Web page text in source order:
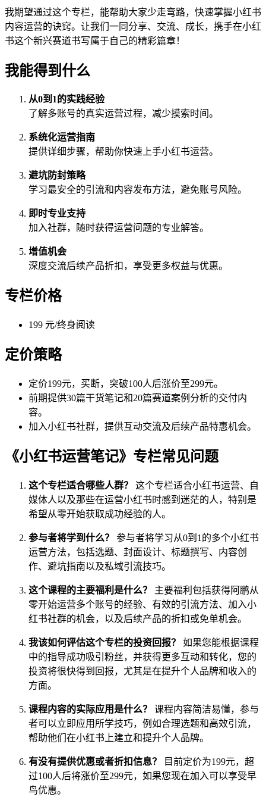
我期望通过这个专栏，能帮助大家少走弯路，快速掌握小红书
内容运营的诀窍。让我们一同分享、交流、成长，携手在小红
书这个新兴赛道书写属于自己的精彩篇章！
我能得到什么
从0到1的实践经验
了解多账号的真实运营过程，减少摸索时间。
系统化运营指南
提供详细步骤，帮助你快速上手小红书运营。
避坑防封策略
学习最安全的引流和内容发布方法，避免账号风险。
即时专业支持
加入社群，随时获得运营问题的专业解答。
增值机会
深度交流后续产品折扣，享受更多权益与优惠。
专栏价格
199 元/终身阅读
定价策略
定价199元，买断，突破100人后涨价至299元。
前期提供30篇干货笔记和20篇赛道案例分析的交付内
容。
加入小红书社群，提供互动交流及后续产品特惠机会。
《小红书运营笔记》专栏常见问题
这个专栏适合哪些人群？
这个专栏适合小红书运营、自
媒体人以及那些在运营小红书时感到迷茫的人，特别是
希望从零开始获取成功经验的人。
参与者将学到什么？
参与者将学习从0到1的多个小红书
运营方法，包括选题、封面设计、标题撰写、内容创
作、避坑指南以及私域引流技巧。
这个课程的主要福利是什么？
主要福利包括获得阿鹏从
零开始运营多个账号的经验、有效的引流方法、加入小
红书社群的机会，以及后续产品的折扣或免单机会。
我该如何评估这个专栏的投资回报？
如果您能根据课程
中的指导成功吸引粉丝，并获得更多互动和转化，您的
投资将很快得到回报，尤其是在提升个人品牌和收入的
方面。
课程内容的实际应用是什么？
课程内容简洁易懂，参与
者可以立即应用所学技巧，例如合理选题和高效引流，
帮助他们在小红书上建立和提升个人品牌。
有没有提供优惠或者折扣信息？
目前定价为199元，超
过100人后将涨价至299元，如果您现在加入可以享受早
鸟优惠。